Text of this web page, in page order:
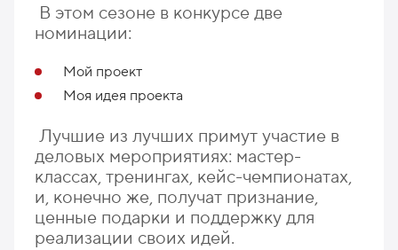
В этом сезоне в конкурсе две
номинации:
Мой проект
Моя идея проекта
Лучшие из лучших примут участие в
деловых мероприятиях: мастер-
классах, тренингах, кейс-чемпионатах,
и, конечно же, получат признание,
ценные подарки и поддержку для
реализации своих идей.